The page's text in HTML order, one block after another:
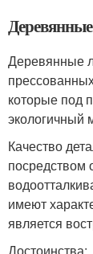
Деревянные
которые под
экологичный
Качество
посредством
имеют
является
Достоинства: